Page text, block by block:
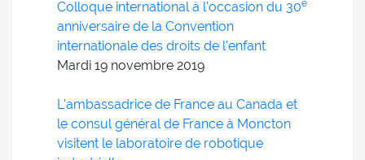
Colloque international à l’occasion du 30e
anniversaire de la Convention
internationale des droits de l’enfant
Mardi 19 novembre 2019
L’ambassadrice de France au Canada et
le consul général de France à Moncton
visitent le laboratoire de robotique